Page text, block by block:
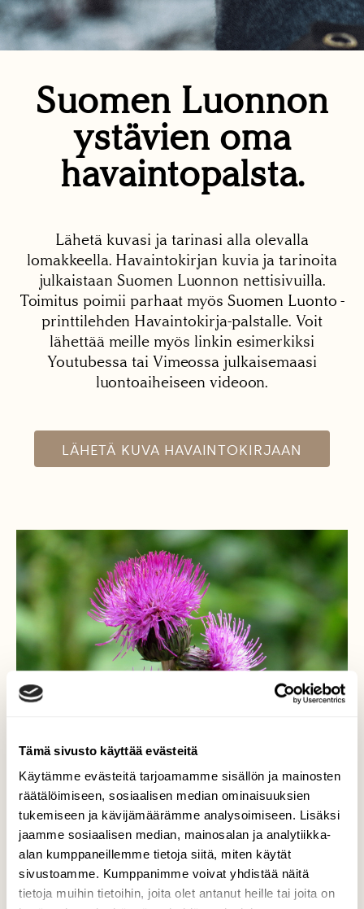
Tämä sivusto käyttää evästeitä
Käytämme evästeitä tarjoamamme sisällön ja mainosten
räätälöimiseen, sosiaalisen median ominaisuuksien
tukemiseen ja kävijämäärämme analysoimiseen. Lisäksi
jaamme sosiaalisen median, mainosalan ja analytiikka-
alan kumppaneillemme tietoja siitä, miten käytät
sivustoamme. Kumppanimme voivat yhdistää näitä
tietoja muihin tietoihin, joita olet antanut heille tai joita on
Suomen Luonnon
ystävien oma
havaintopalsta.
Lähetä kuvasi ja tarinasi alla olevalla
lomakkeella. Havaintokirjan kuvia ja tarinoita
julkaistaan Suomen Luonnon nettisivuilla.
Toimitus poimii parhaat myös Suomen Luonto -
printtilehden Havaintokirja-palstalle. Voit
lähettää meille myös linkin esimerkiksi
Youtubessa tai Vimeossa julkaisemaasi
luontoaiheiseen videoon.
LÄHETÄ KUVA HAVAINTOKIRJAAN
Luonnon omat partasudit
Pelto-ohdakkeen lilat kukat koristavat